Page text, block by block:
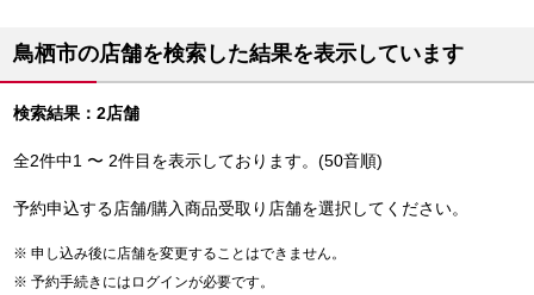
鳥栖市の店舗を検索した結果を表示しています
検索結果：2店舗
全2件中1 〜 2件目を表示しております。(50音順)
予約申込する店舗/購入商品受取り店舗を選択してください。
申し込み後に店舗を変更することはできません。
予約手続きにはログインが必要です。